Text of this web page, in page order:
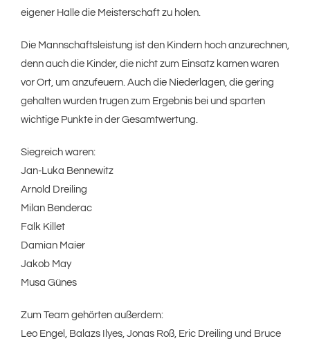
eigener Halle die Meisterschaft zu holen.
Die Mannschaftsleistung ist den Kindern hoch anzurechnen,
denn auch die Kinder, die nicht zum Einsatz kamen waren
vor Ort, um anzufeuern. Auch die Niederlagen, die gering
gehalten wurden trugen zum Ergebnis bei und sparten
wichtige Punkte in der Gesamtwertung.
Siegreich waren:
Jan-Luka Bennewitz
Arnold Dreiling
Milan Benderac
Falk Killet
Damian Maier
Jakob May
Musa Günes
Zum Team gehörten außerdem:
Leo Engel, Balazs Ilyes, Jonas Roß, Eric Dreiling und Bruce